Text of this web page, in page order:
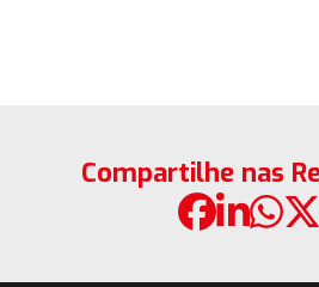
Compartilhe nas